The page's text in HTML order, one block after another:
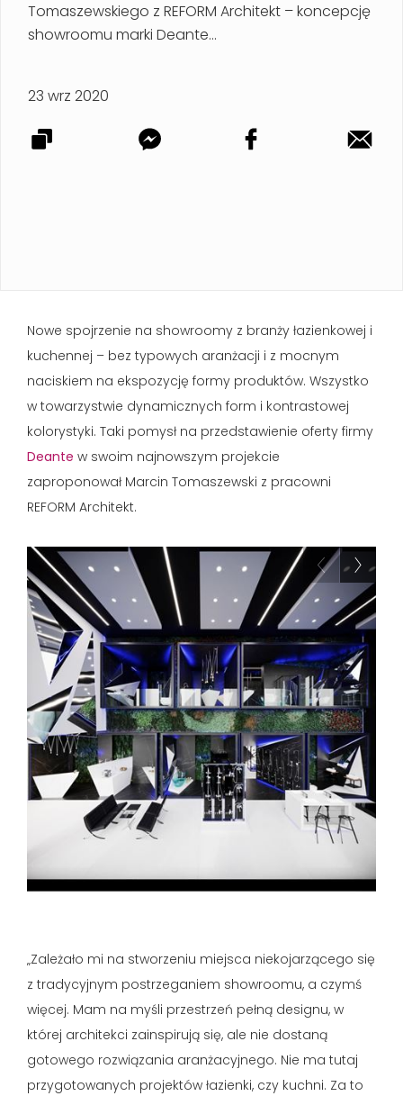
Tomaszewskiego z REFORM Architekt – koncepcję
showroomu marki Deante...
23 wrz 2020
Nowe spojrzenie na showroomy z branży łazienkowej i
kuchennej – bez typowych aranżacji i z mocnym
naciskiem na ekspozycję formy produktów. Wszystko
w towarzystwie dynamicznych form i kontrastowej
kolorystyki. Taki pomysł na przedstawienie oferty firmy
Deante w swoim najnowszym projekcie
zaproponował Marcin Tomaszewski z pracowni
REFORM Architekt.
„Zależało mi na stworzeniu miejsca niekojarzącego się
z tradycyjnym postrzeganiem showroomu, a czymś
więcej. Mam na myśli przestrzeń pełną designu, w
której architekci zainspirują się, ale nie dostaną
gotowego rozwiązania aranżacyjnego. Nie ma tutaj
przygotowanych projektów łazienki, czy kuchni. Za to